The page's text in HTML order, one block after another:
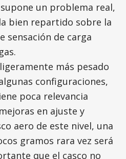
un problema real,
bien repartido sobre la
sensación de carga
más pesado
configuraciones,
poca relevancia
en ajuste y
aero de este nivel, una
gramos rara vez será
que el casco no